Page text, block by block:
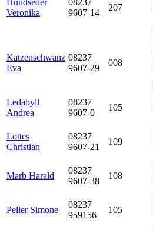
Hundseder
Veronika
08237
9607-14
207
Katzenschwanz
Eva
08237
9607-29
008
Ledabyll
Andrea
08237
9607-0
105
Lottes
Christian
08237
9607-21
109
Marb Harald
08237
9607-38
108
Peller Simone
08237
959156
105